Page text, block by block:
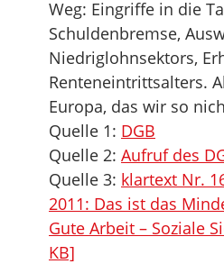
Weg: Eingriffe in die
Schuldenbremse,
Niedriglohnsektors,
Renteneintrittsalters.
Europa, das wir so
Quelle 1: DGB
Quelle 2: Aufruf des
Quelle 3: klartext Nr.
2011: Das ist das
Gute Arbeit – Soziale
KB]